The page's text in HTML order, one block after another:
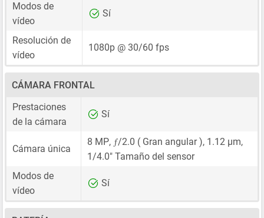
Modos de
vídeo
Sí
Resolución de
vídeo
1080p @ 30/60 fps
CÁMARA FRONTAL
Prestaciones
de la cámara
Sí
Cámara única
8 MP, ƒ/2.0 ( Gran angular ), 1.12 μm,
1/4.0" Tamaño del sensor
Modos de
vídeo
Sí